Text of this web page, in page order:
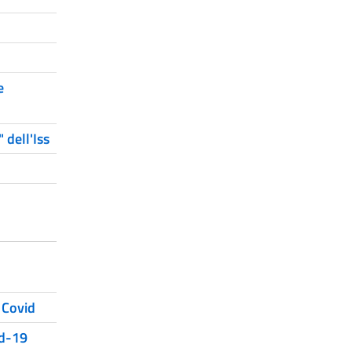
dell'Iss
19